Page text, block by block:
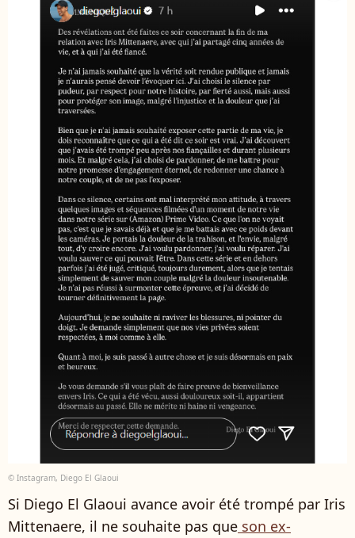
© Instagram, Diego El Glaoui
Si Diego El Glaoui avance avoir été trompé par Iris
Mittenaere, il ne souhaite pas que son ex-